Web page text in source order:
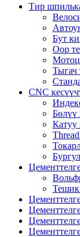
Тир
Бут
Оор
Тыгач
CNC
Бөлүү
Катуу
Тешик